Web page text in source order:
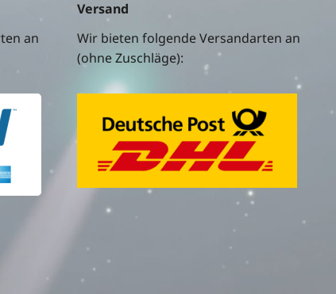
an
Versand
Wir bieten folgende Versandarten an
(ohne Zuschläge):